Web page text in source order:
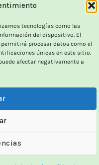
tecnologías como las
del dispositivo. El
procesar datos como el
únicas en este sitio.
afectar negativamente a